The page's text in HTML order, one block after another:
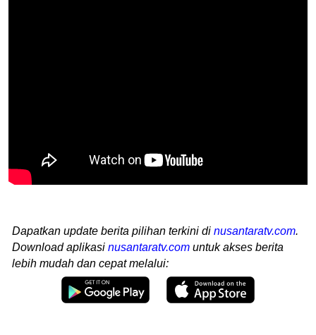
Dapatkan update berita pilihan terkini di nusantaratv.com.
Download aplikasi nusantaratv.com untuk akses berita
lebih mudah dan cepat melalui: